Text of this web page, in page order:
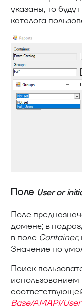
указаны, то
каталога
Поле User or
Поле
домене; в
в поле Container;
Значение по
Поиск
использованием
Base/AMAPI/